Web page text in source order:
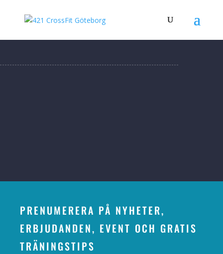
PRENUMERERA PÅ NYHETER,
ERBJUDANDEN, EVENT OCH GRATIS
TRÄNINGSTIPS